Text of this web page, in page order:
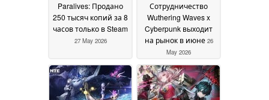
Paralives: Продано
250 тысяч копий за 8
часов только в Steam
27 May 2026
Сотрудничество
Wuthering Waves x
Cyberpunk выходит
на рынок в июне 26
May 2026